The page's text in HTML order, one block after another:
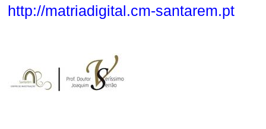
http://matriadigital.cm-santarem.pt